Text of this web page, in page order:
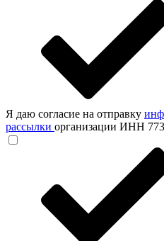
Я даю согласие на отправку
рассылки организации ИНН